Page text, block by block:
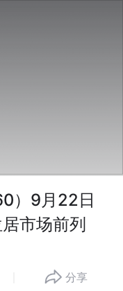
）9月22日
市场前列
分享